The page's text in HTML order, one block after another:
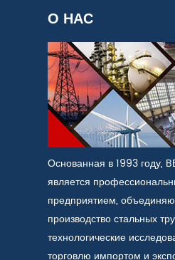
О НАС
Основанная в 1993 году,
является
предприятием,
производство стальных
технологические
торговлю импортом и